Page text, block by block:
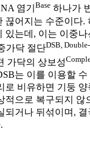
염기 Base 하나가
끊어지는 수준이다.
있는데, 이는 이중
가닥 절단DSB,
가닥의 상보성
는 이를 이용할 수
로 비유하면 기둥
적으로 복구되지 않
되거나 뒤섞이며,